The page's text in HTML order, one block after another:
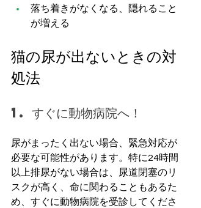
落ち着きがなくなる、隠れること
が増える
猫の尿が出ないときの対
処法
1. すぐに動物病院へ！
尿がまったく出ない場合、緊急対応が
必要な可能性があります。特に24時間
以上排尿がない場合は、尿道閉塞のリ
スクが高く、命に関わることもあるた
め、すぐに動物病院を受診してくださ